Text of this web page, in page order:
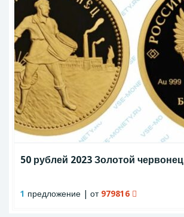
50 рублей 2023 Золотой червонец
1 предложение | от 979816